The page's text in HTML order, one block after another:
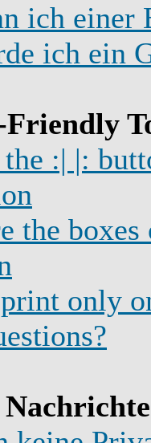
ich einer
ich ein
:| |:
the
only